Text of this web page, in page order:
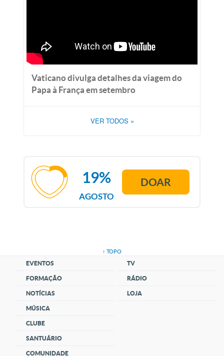
Vaticano divulga detalhes da viagem do
Papa à França em setembro
VER TODOS »
AGOSTO
19% DOAR
↑ TOPO
EVENTOS
FORMAÇÃO
NOTÍCIAS
MÚSICA
CLUBE
SANTUÁRIO
COMUNIDADE
TV
RÁDIO
LOJA